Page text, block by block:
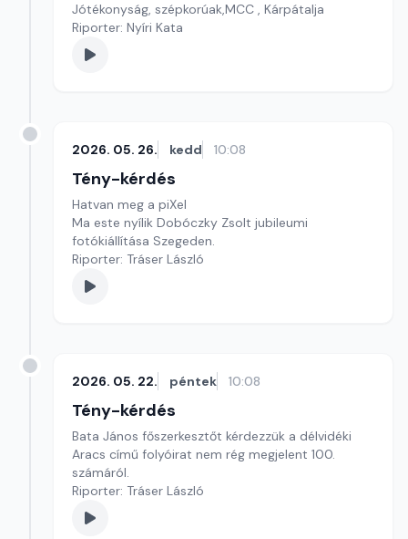
Jótékonyság, szépkorúak,MCC , Kárpátalja
Riporter: Nyíri Kata
2026. 05. 26. kedd 10:08
Tény-kérdés
Hatvan meg a piXel
Ma este nyílik Dobóczky Zsolt jubileumi
fotókiállítása Szegeden.
Riporter: Tráser László
2026. 05. 22. péntek 10:08
Tény-kérdés
Bata János főszerkesztőt kérdezzük a délvidéki
Aracs című folyóirat nem rég megjelent 100.
számáról.
Riporter: Tráser László